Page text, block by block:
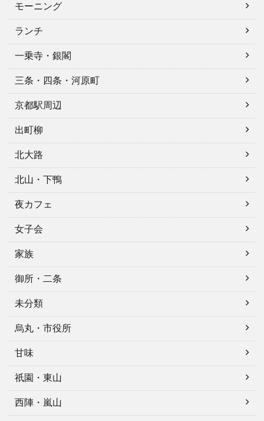
モーニング
ランチ
一乗寺・銀閣
三条・四条・河原町
京都駅周辺
出町柳
北大路
北山・下鴨
夜カフェ
女子会
家族
御所・二条
未分類
烏丸・市役所
甘味
祇園・東山
西陣・嵐山